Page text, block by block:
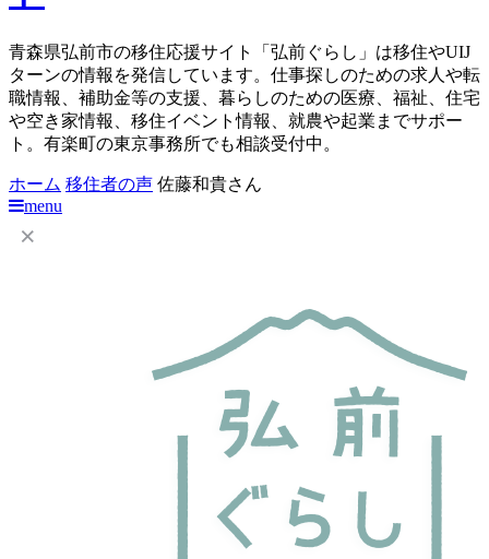
青森県弘前市の移住応援サイト「弘前ぐらし」は移住やUIJ
ターンの情報を発信しています。仕事探しのための求人や転
職情報、補助金等の支援、暮らしのための医療、福祉、住宅
や空き家情報、移住イベント情報、就農や起業までサポー
ト。有楽町の東京事務所でも相談受付中。
ホーム 移住者の声 佐藤和貴さん
menu